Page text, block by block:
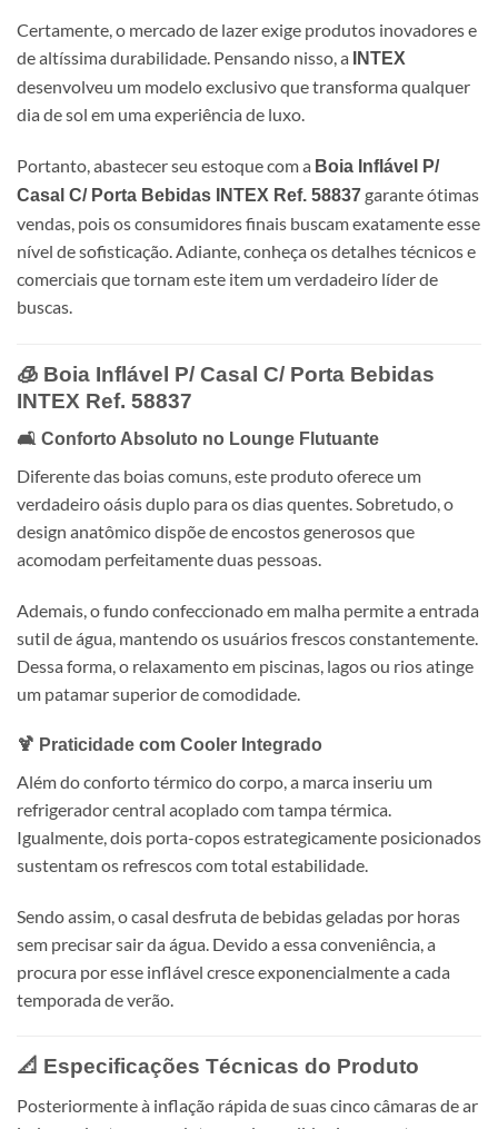
Certamente, o mercado de lazer exige produtos inovadores e
de altíssima durabilidade. Pensando nisso, a
INTEX
desenvolveu um modelo exclusivo que transforma qualquer
dia de sol em uma experiência de luxo.
Portanto, abastecer seu estoque com a Boia Inflável P/
Casal C/ Porta Bebidas INTEX Ref. 58837garante ótimas
vendas, pois os consumidores finais buscam exatamente esse
nível de sofisticação. Adiante, conheça os detalhes técnicos e
comerciais que tornam este item um verdadeiro líder de
buscas.
🧊 Boia Inflável P/ Casal C/ Porta Bebidas
INTEX Ref. 58837
🛋️ Conforto Absoluto no Lounge Flutuante
Diferente das boias comuns, este produto oferece um
verdadeiro oásis duplo para os dias quentes. Sobretudo, o
design anatômico dispõe de encostos generosos que
acomodam perfeitamente duas pessoas.
Ademais, o fundo confeccionado em malha permite a entrada
sutil de água, mantendo os usuários frescos constantemente.
Dessa forma, o relaxamento em piscinas, lagos ou rios atinge
um patamar superior de comodidade.
🍹 Praticidade com Cooler Integrado
Além do conforto térmico do corpo, a marca inseriu um
refrigerador central acoplado com tampa térmica.
Igualmente, dois porta-copos estrategicamente posicionados
sustentam os refrescos com total estabilidade.
Sendo assim, o casal desfruta de bebidas geladas por horas
sem precisar sair da água. Devido a essa conveniência, a
procura por esse inflável cresce exponencialmente a cada
temporada de verão.
📐 Especificações Técnicas do Produto
Posteriormente à inflação rápida de suas cinco câmaras de ar